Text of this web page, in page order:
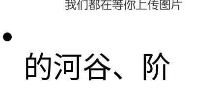
的河谷、阶